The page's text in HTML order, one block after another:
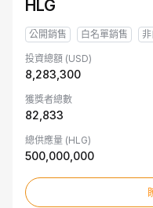
HLG
公開銷售 白名單銷售
投資總額 (USD)
8,283,300
獲獎者總數
82,833
總供應量 (HLG)
500,000,000